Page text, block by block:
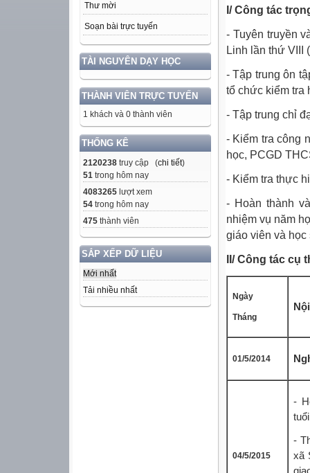
Thư mời
Soạn bài trực tuyến
TÀI NGUYÊN DẠY HỌC
THÀNH VIÊN TRỰC TUYẾN
1 khách và 0 thành viên
THỐNG KÊ
2120238 truy cập (chi tiết)
51 trong hôm nay
4083265 lượt xem
54 trong hôm nay
475 thành viên
SẮP XẾP DỮ LIỆU
Mới nhất
Tải nhiều nhất
I/ Công tác
- Tuyên truyền
Linh lần thứ VIII
- Tập trung ôn
tổ chức kiểm tra
- Tập trung chỉ
- Kiểm tra công
học, PCGD
- Kiểm tra thực
- Hoàn thành
nhiệm vụ năm
giáo viên và học
II/ Công tác cụ
Ngày
Tháng
01/5/2014
04/5/2015
-
-
xã